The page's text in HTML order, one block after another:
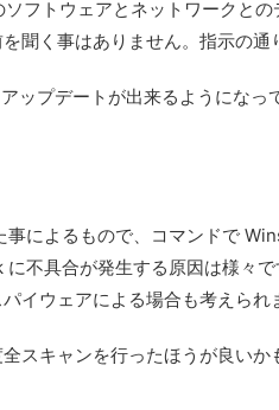
フトウェアとネットワークと
聞く事はありません。指示の通
ップデートが出来るようになっ
によるもので、コマンドで
不具合が発生する原因は様々
イウェアによる場合も考えられ
スキャンを行ったほうが良いか